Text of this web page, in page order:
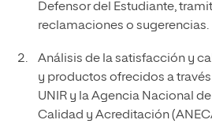
Defensor del Estudiante,
reclamaciones o sugerencias.
Análisis de la satisfacción y
y productos ofrecidos a
UNIR y la Agencia Nacional
Calidad y Acreditación